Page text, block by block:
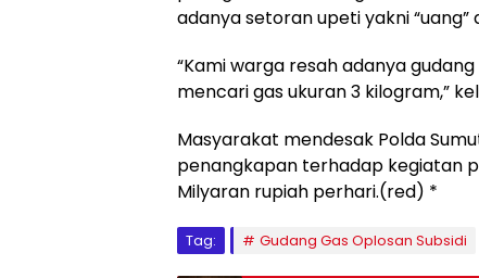
adanya setoran upeti yakni
“Kami warga resah adanya
mencari gas ukuran 3 kilogram,”
Masyarakat mendesak Polda
penangkapan terhadap kegiatan
Milyaran rupiah perhari.(red) *
Tag: Gudang Gas Oplosan Subsidi